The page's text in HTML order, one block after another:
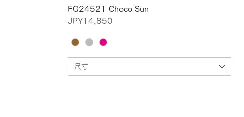
FG24521 Choco Sun
價格
JP¥14,850
尺寸